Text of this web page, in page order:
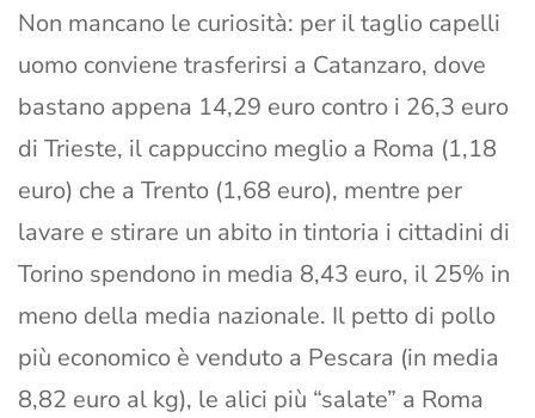
Non mancano le curiosità: per il taglio capelli
uomo conviene trasferirsi a Catanzaro, dove
bastano appena 14,29 euro contro i 26,3 euro
di Trieste, il cappuccino meglio a Roma (1,18
euro) che a Trento (1,68 euro), mentre per
lavare e stirare un abito in tintoria i cittadini di
Torino spendono in media 8,43 euro, il 25% in
meno della media nazionale. Il petto di pollo
più economico è venduto a Pescara (in media
8,82 euro al kg), le alici più “salate” a Roma